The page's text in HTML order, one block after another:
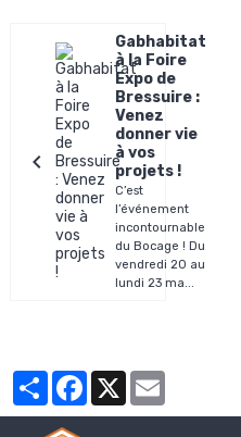
Gabhabitat
à la Foire
Expo de
Bressuire :
Venez
donner vie
à vos
projets !
C’est
l’événement
incontournable
du Bocage ! Du
vendredi 20 au
lundi 23 ma...
PartagerFacebook
X